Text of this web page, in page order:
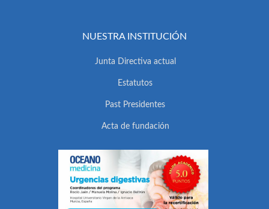
NUESTRA INSTITUCIÓN
Junta Directiva actual
Estatutos
Past Presidentes
Acta de fundación